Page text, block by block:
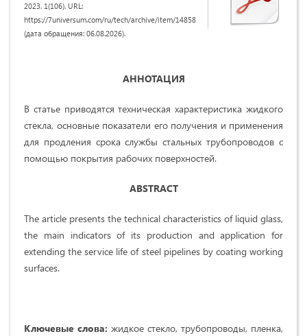
2023. 1(106). URL:
https://7universum.com/ru/tech/archive/item/14858
(дата обращения: 06.08.2026).
АННОТАЦИЯ
В статье приводятся техническая характеристика жидкого
стекла, основные показатели его получения и применения
для продления срока службы стальных трубопроводов с
помощью покрытия рабочих поверхностей.
ABSTRACT
The article presents the technical characteristics of liquid glass,
the main indicators of its production and application for
extending the service life of steel pipelines by coating working
surfaces.
Ключевые слова: жидкое стекло, трубопроводы, пленка,